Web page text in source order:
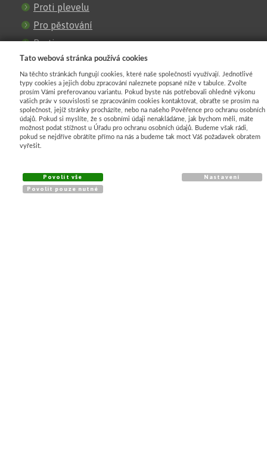
Proti plevelu
Pro pěstování
Proti mrazu
Pro zastínění
Pro stavby
Proti erozi
Pro oploceni
Obrubniky
Agrotextilie
Tato webová stránka používá cookies
Na těchto stránkách fungují cookies, které naše společnosti využívají. Jednotlivé
typy cookies a jejich dobu zpracování naleznete popsané níže v tabulce. Zvolte
prosím Vámi preferovanou variantu. Pokud byste nás potřebovali ohledně výkonu
vašich práv v souvislosti se zpracováním cookies kontaktovat, obraťte se prosím na
společnost, jejíž stránky procházíte, nebo na našeho Pověřence pro ochranu osobních
údajů. Pokud si myslíte, že s osobními údaji nenakládáme, jak bychom měli, máte
možnost podat stížnost u Úřadu pro ochranu osobních údajů. Budeme však rádi,
pokud se nejdříve obrátíte přímo na nás a budeme tak moct Váš požadavek obratem
vyřešit.
Povolit vše
Povolit pouze nutné
Nastavení